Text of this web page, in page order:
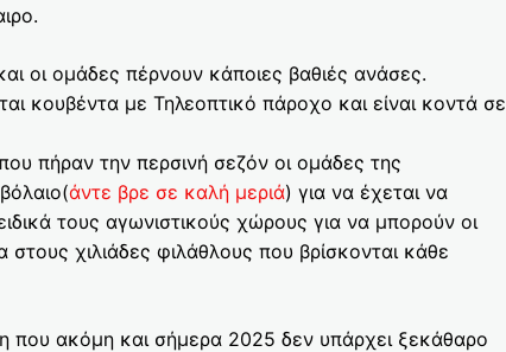
οι ομάδες πέρνουν κάποιες βαθιές ανάσες.
κουβέντα με Τηλεοπτικό πάροχο και είναι κοντά σε
πήραν την περσινή σεζόν οι ομάδες της
άντε βρε σε καλή μεριά) για να έχεται να
τους αγωνιστικούς χώρους για να μπορούν οι
χιλιάδες φιλάθλους που βρίσκονται κάθε
που ακόμη και σήμερα 2025 δεν υπάρχει ξεκάθαρο